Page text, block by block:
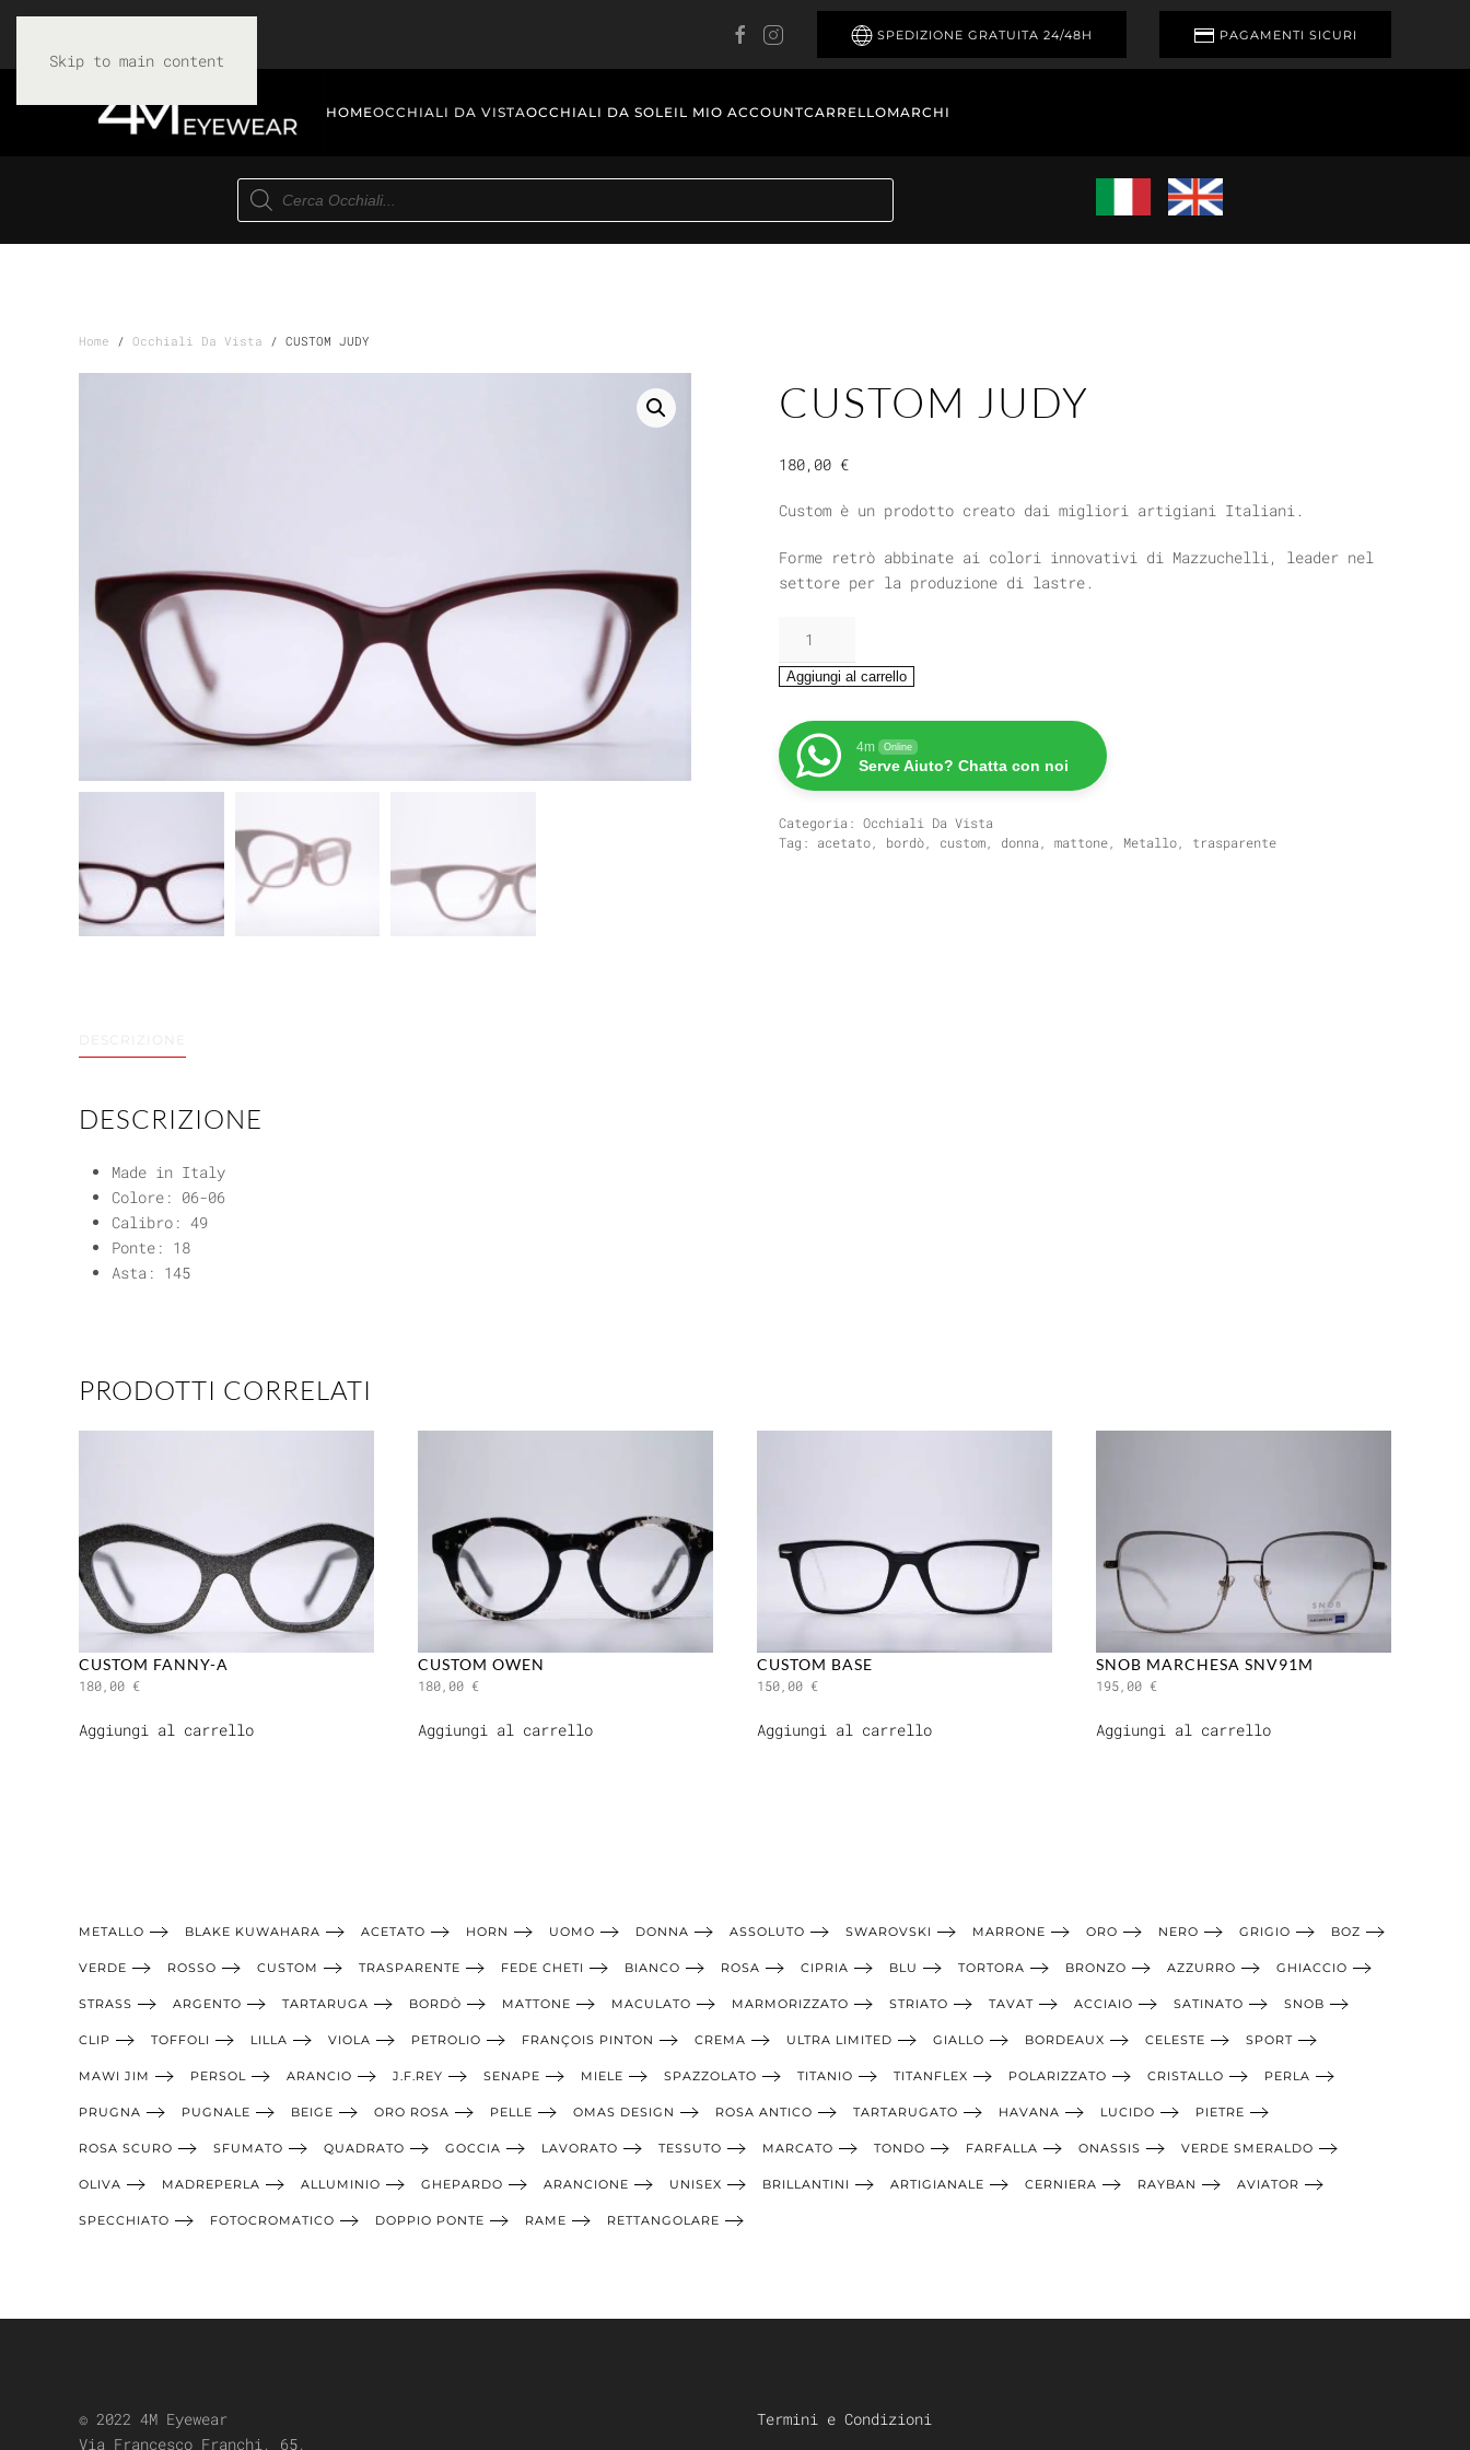
Skip to main content
SPEDIZIONE GRATUITA 24/48H PAGAMENTI SICURI
HOMEOCCHIALI DA VISTAOCCHIALI DA SOLEIL MIO ACCOUNTCARRELLOMARCHI
Products
search
Home / Occhiali Da Vista / CUSTOM JUDY
CUSTOM JUDY
180,00 €
Custom è un prodotto creato dai migliori artigiani Italiani.
Forme retrò abbinate ai colori innovativi di Mazzuchelli, leader nel
settore per la produzione di lastre.
quantità
Aggiungi al carrello
4m Online
Serve Aiuto? Chatta con noi
Categoria: Occhiali Da Vista
Tag: acetato bordò custom donna mattone Metallo trasparente
DESCRIZIONE
DESCRIZIONE
Made in Italy
Colore: 06-06
Calibro: 49
Ponte: 18
Asta: 145
PRODOTTI CORRELATI
CUSTOM FANNY-A
180,00 €
Aggiungi al carrello
CUSTOM OWEN
180,00 €
Aggiungi al carrello
CUSTOM BASE
150,00 €
Aggiungi al carrello
SNOB MARCHESA SNV91M
195,00 €
Aggiungi al carrello
METALLO BLAKE KUWAHARA ACETATO HORN UOMO DONNA ASSOLUTO SWAROVSKI MARRONE ORO NERO GRIGIO BOZ
VERDE ROSSO CUSTOM TRASPARENTE FEDE CHETI BIANCO ROSA CIPRIA BLU TORTORA BRONZO AZZURRO GHIACCIO
STRASS ARGENTO TARTARUGA BORDÒ MATTONE MACULATO MARMORIZZATO STRIATO TAVAT ACCIAIO SATINATO SNOB
CLIP TOFFOLI LILLA VIOLA PETROLIO FRANÇOIS PINTON CREMA ULTRA LIMITED GIALLO BORDEAUX CELESTE SPORT
MAWI JIM PERSOL ARANCIO J.F.REY SENAPE MIELE SPAZZOLATO TITANIO TITANFLEX POLARIZZATO CRISTALLO PERLA
PRUGNA PUGNALE BEIGE ORO ROSA PELLE OMAS DESIGN ROSA ANTICO TARTARUGATO HAVANA LUCIDO PIETRE
ROSA SCURO SFUMATO QUADRATO GOCCIA LAVORATO TESSUTO MARCATO TONDO FARFALLA ONASSIS VERDE SMERALDO
OLIVA MADREPERLA ALLUMINIO GHEPARDO ARANCIONE UNISEX BRILLANTINI ARTIGIANALE CERNIERA RAYBAN AVIATOR
SPECCHIATO FOTOCROMATICO DOPPIO PONTE RAME RETTANGOLARE
© 2022 4M Eyewear
Via Francesco Franchi, 65,
Termini e Condizioni